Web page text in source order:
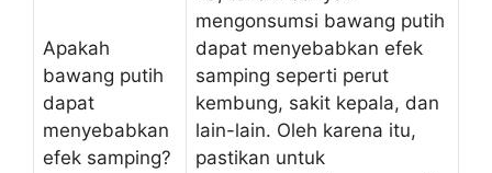
Apakah
bawang putih
dapat
menyebabkan
efek samping?
mengonsumsi bawang putih
dapat menyebabkan efek
samping seperti perut
kembung, sakit kepala, dan
lain-lain. Oleh karena itu,
pastikan untuk